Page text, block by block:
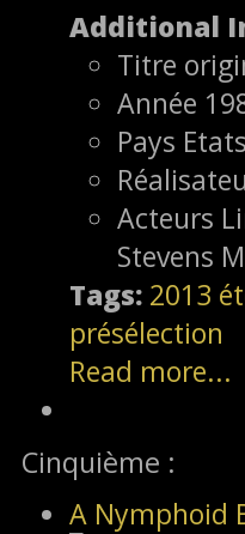
Additional
Titre
Année
Pays
Acteurs
Stevens
Tags: 2013
présélection
Read more...
Cinquième :
A Nymphoid